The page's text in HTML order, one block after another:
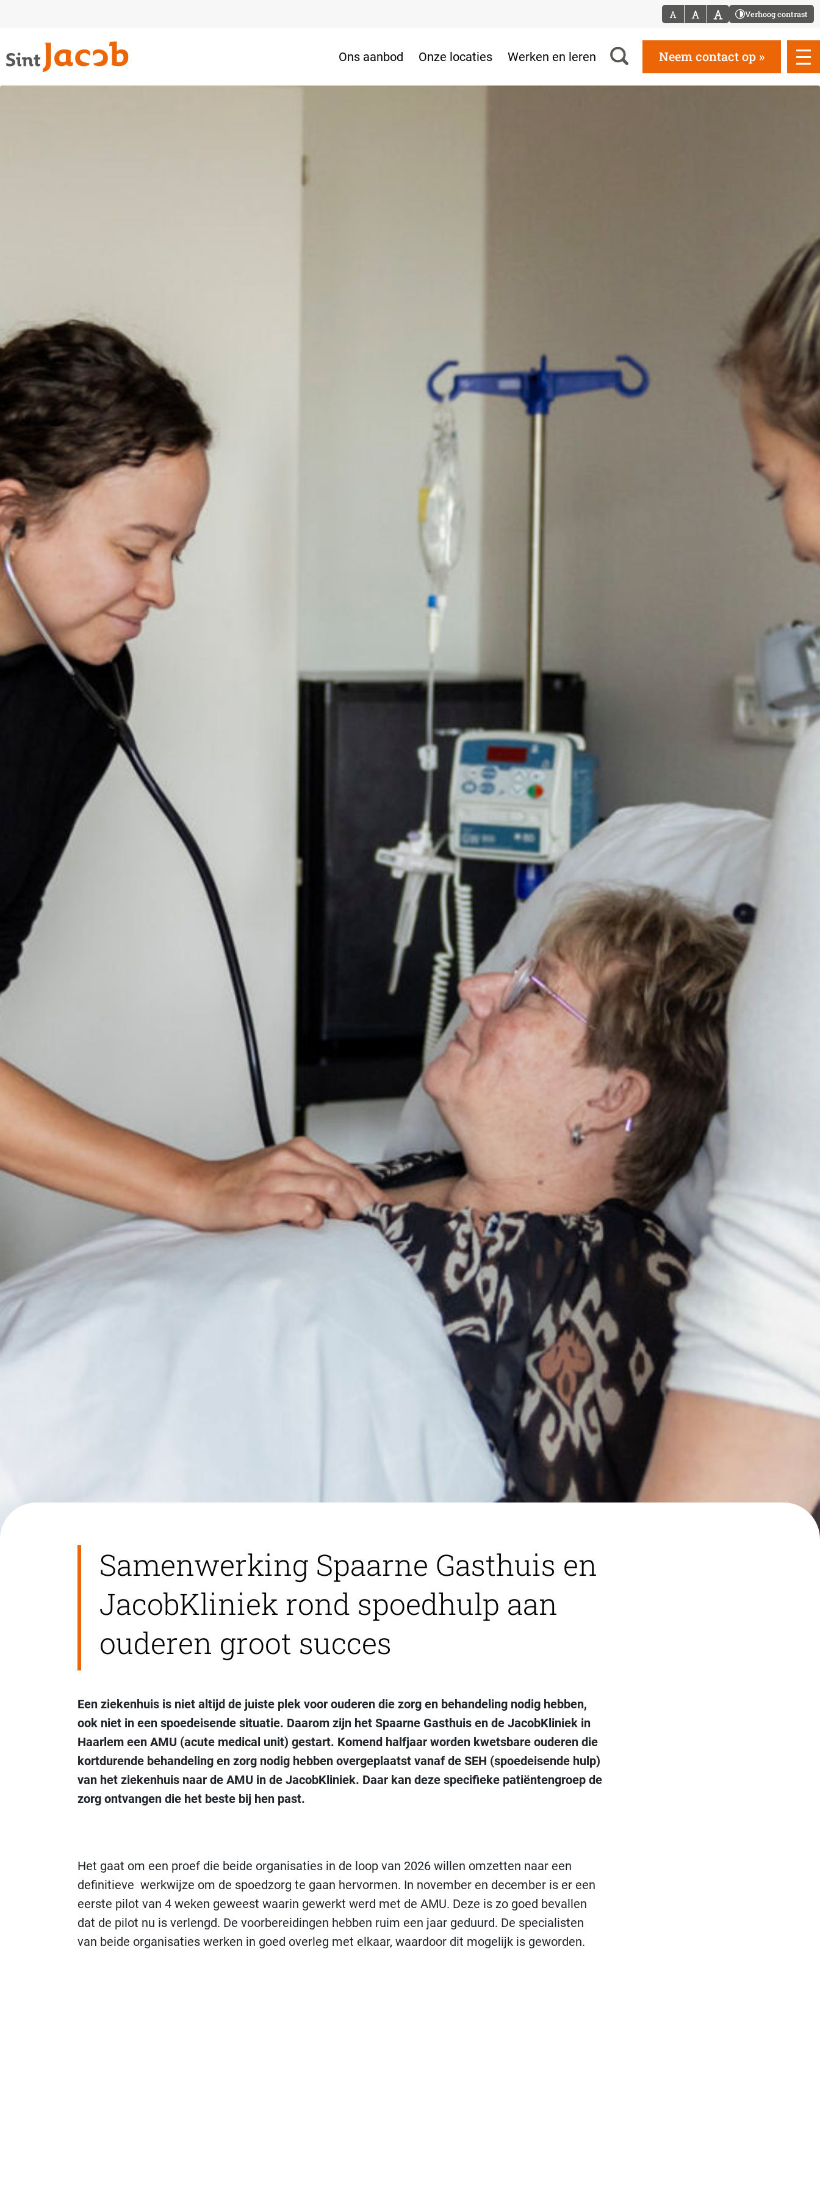
Verhoog contrast
Ons aanbod Onze locaties Werken en leren Neem contact op
Samenwerking Spaarne Gasthuis en
JacobKliniek rond spoedhulp aan
ouderen groot succes
Een ziekenhuis is niet altijd de juiste plek voor ouderen die zorg en behandeling nodig hebben,
ook niet in een spoedeisende situatie. Daarom zijn het Spaarne Gasthuis en de JacobKliniek in
Haarlem een AMU (acute medical unit) gestart. Komend halfjaar worden kwetsbare ouderen die
kortdurende behandeling en zorg nodig hebben overgeplaatst vanaf de SEH (spoedeisende hulp)
van het ziekenhuis naar de AMU in de JacobKliniek. Daar kan deze specifieke patiëntengroep de
zorg ontvangen die het beste bij hen past.
Het gaat om een proef die beide organisaties in de loop van 2026 willen omzetten naar een
definitieve werkwijze om de spoedzorg te gaan hervormen. In november en december is er een
eerste pilot van 4 weken geweest waarin gewerkt werd met de AMU. Deze is zo goed bevallen
dat de pilot nu is verlengd. De voorbereidingen hebben ruim een jaar geduurd. De specialisten
van beide organisaties werken in goed overleg met elkaar, waardoor dit mogelijk is geworden.